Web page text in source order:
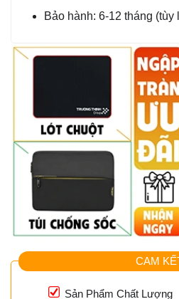
Bảo hành: 6-12 tháng
CAM
Sản Phẩm Chất Lượng